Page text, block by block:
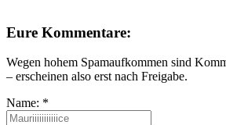
Eure Kommentare:
Wegen hohem Spamaufkommen sind
– erscheinen also erst nach Freigabe.
Name: *